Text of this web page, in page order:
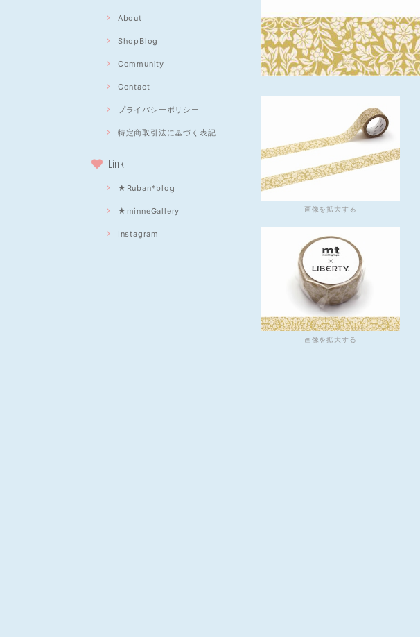
About
ShopBlog
Community
Contact
プライバシーポリシー
特定商取引法に基づく表記
Link
★Ruban*blog
★minneGallery
Instagram
画像を拡大する
画像を拡大する